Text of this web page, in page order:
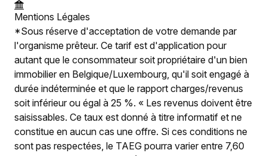
Mentions Légales
*Sous réserve d'acceptation de votre demande par
l'organisme prêteur. Ce tarif est d'application pour
autant que le consommateur soit propriétaire d'un bien
immobilier en Belgique/Luxembourg, qu'il soit engagé à
durée indéterminée et que le rapport charges/revenus
soit inférieur ou égal à 25 %. « Les revenus doivent être
saisissables. Ce taux est donné à titre informatif et ne
constitue en aucun cas une offre. Si ces conditions ne
sont pas respectées, le TAEG pourra varier entre 7,60